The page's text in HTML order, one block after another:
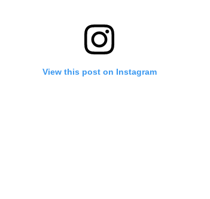
View this post on Instagram